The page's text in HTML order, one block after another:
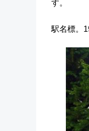
す。
駅名標。